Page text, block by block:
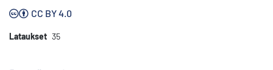
CC BY 4.0
Lataukset 35